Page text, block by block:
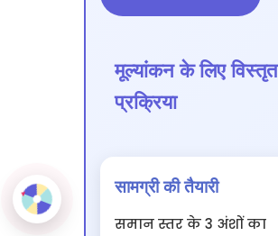
मूल्यांकन के लिए विस्तृत
प्रक्रिया
सामग्री की तैयारी
समान स्तर के 3 अंशों का